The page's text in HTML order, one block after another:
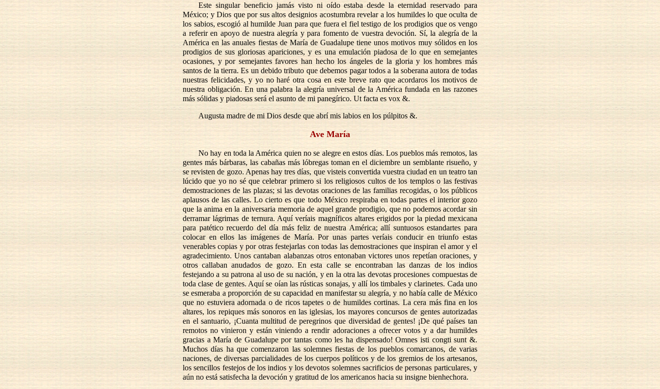
Este singular beneficio jamás visto ni oído estaba desde la eternidad reservado para
México; y Dios que por sus altos designios acostumbra revelar a los humildes lo que oculta de
los sabios, escogió al humilde Juan para que fuera el fiel testigo de los prodigios que os vengo
a referir en apoyo de nuestra alegría y para fomento de vuestra devoción. Sí, la alegría de la
América en las anuales fiestas de María de Guadalupe tiene unos motivos muy sólidos en los
prodigios de sus gloriosas apariciones, y es una emulación piadosa de lo que en semejantes
ocasiones, y por semejantes favores han hecho los ángeles de la gloria y los hombres más
santos de la tierra. Es un debido tributo que debemos pagar todos a la soberana autora de todas
nuestras felicidades, y yo no haré otra cosa en este breve rato que acordaros los motivos de
nuestra obligación. En una palabra la alegría universal de la América fundada en las razones
más sólidas y piadosas será el asunto de mi panegírico. Ut facta es vox &.
Augusta madre de mi Dios desde que abrí mis labios en los púlpitos &.
Ave María
No hay en toda la América quien no se alegre en estos días. Los pueblos más remotos, las
gentes más bárbaras, las cabañas más lóbregas toman en el diciembre un semblante risueño, y
se revisten de gozo. Apenas hay tres días, que visteis convertida vuestra ciudad en un teatro tan
lúcido que yo no sé que celebrar primero si los religiosos cultos de los templos o las festivas
demostraciones de las plazas; si las devotas oraciones de las familias recogidas, o los públicos
aplausos de las calles. Lo cierto es que todo México respiraba en todas partes el interior gozo
que la anima en la aniversaria memoria de aquel grande prodigio, que no podemos acordar sin
derramar lágrimas de ternura. Aquí veríais magníficos altares erigidos por la piedad mexicana
para patético recuerdo del día más feliz de nuestra América; allí suntuosos estandartes para
colocar en ellos las imágenes de María. Por unas partes veríais conducir en triunfo estas
venerables copias y por otras festejarlas con todas las demostraciones que inspiran el amor y el
agradecimiento. Unos cantaban alabanzas otros entonaban victores unos repetían oraciones, y
otros callaban anudados de gozo. En esta calle se encontraban las danzas de los indios
festejando a su patrona al uso de su nación, y en la otra las devotas procesiones compuestas de
toda clase de gentes. Aquí se oían las rústicas sonajas, y allí los timbales y clarinetes. Cada uno
se esmeraba a proporción de su capacidad en manifestar su alegría, y no había calle de México
que no estuviera adornada o de ricos tapetes o de humildes cortinas. La cera más fina en los
altares, los repiques más sonoros en las iglesias, los mayores concursos de gentes autorizadas
en el santuario, ¡Cuanta multitud de peregrinos que diversidad de gentes! ¡De qué países tan
remotos no vinieron y están viniendo a rendir adoraciones a ofrecer votos y a dar humildes
gracias a María de Guadalupe por tantas como les ha dispensado! Omnes isti congti sunt &.
Muchos días ha que comenzaron las solemnes fiestas de los pueblos comarcanos, de varias
naciones, de diversas parcialidades de los cuerpos políticos y de los gremios de los artesanos,
los sencillos festejos de los indios y los devotos solemnes sacrificios de personas particulares, y
aún no está satisfecha la devoción y gratitud de los americanos hacia su insigne bienhechora.